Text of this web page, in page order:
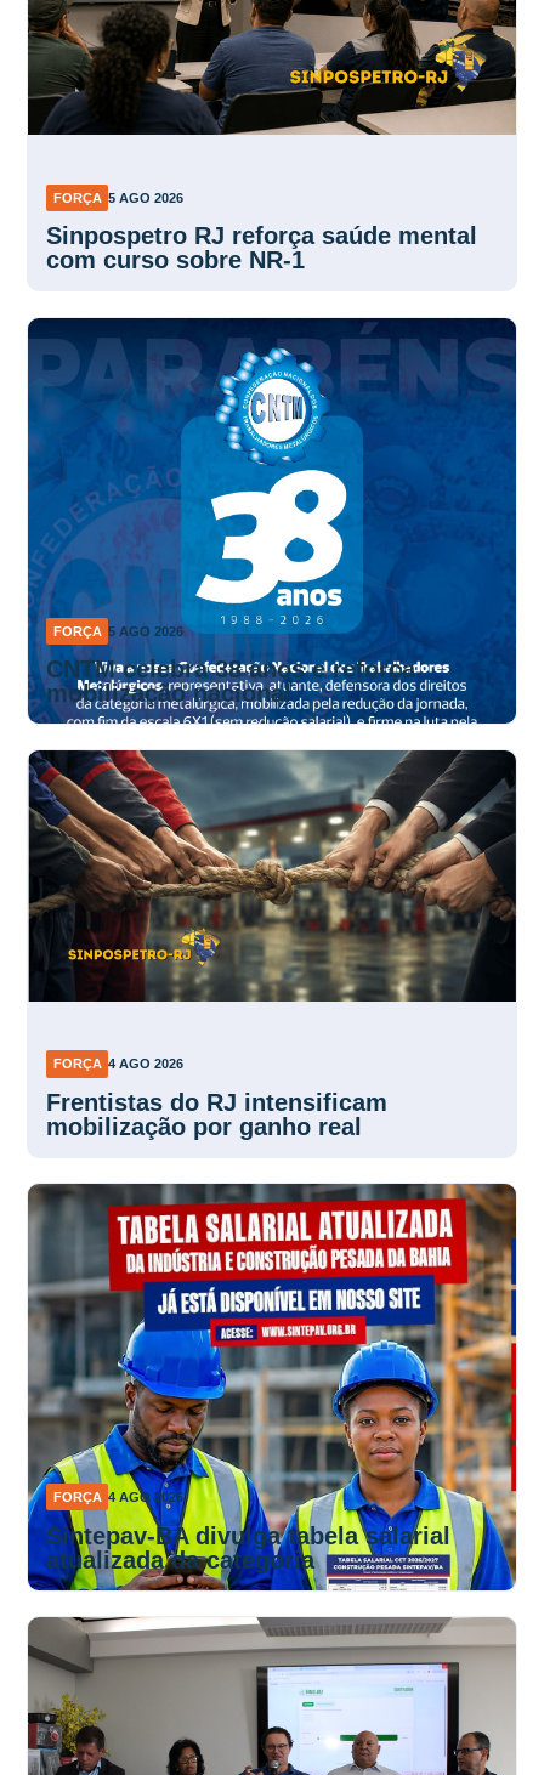
Sinpospetro RJ reforça saúde mental
com curso sobre NR-1
FORÇA 5 AGO 2026
CNTM celebra 38 anos e reforça
mobilização nacional
Frentistas do RJ intensificam
mobilização por ganho real
FORÇA 4 AGO 2026
Sintepav-BA divulga tabela salarial
atualizada da categoria